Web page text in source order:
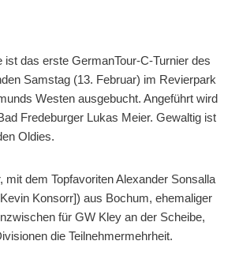
ist das erste GermanTour-C-Turnier des
Samstag (13. Februar) im Revierpark
Westen ausgebucht. Angeführt wird
Fredeburger Lukas Meier. Gewaltig ist
Oldies.
mit dem Topfavoriten Alexander Sonsalla
Konsorr]) aus Bochum, ehemaliger
für GW Kley an der Scheibe,
die Teilnehmermehrheit.